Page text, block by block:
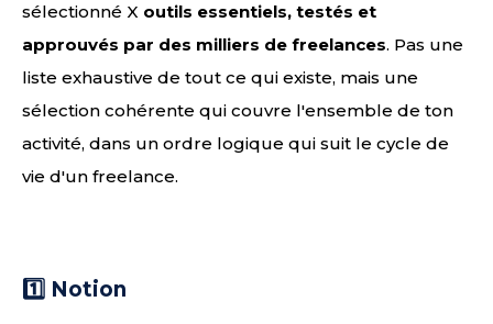
sélectionné X outils essentiels, testés et
approuvés par des milliers de freelances. Pas une
liste exhaustive de tout ce qui existe, mais une
sélection cohérente qui couvre l'ensemble de ton
activité, dans un ordre logique qui suit le cycle de
vie d'un freelance.
1️⃣ Notion